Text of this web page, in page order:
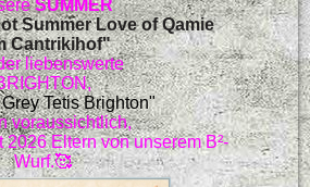
SUMMER
Summer Love of Qamie
Cantrikihof"
liebenswerte
Tetis Brighton"
voraussichtlich,
Eltern von unserem B²-
Wurf.🥰